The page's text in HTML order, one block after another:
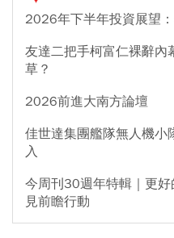
2026年下半年投資展望
友達二把手柯富仁裸辭內
草？
2026前進大南方論壇
佳世達集團艦隊無人機小
入
今周刊30週年特輯｜更
見前瞻行動